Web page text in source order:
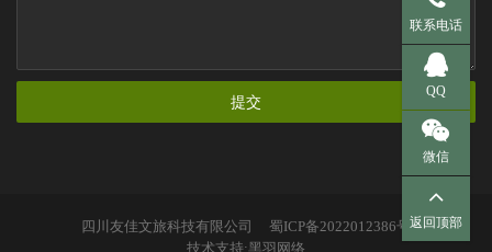
提交
四川友佳文旅科技有限公司 蜀ICP备2022012386号
技术支持:黑羽网络
联系电话
手机 137-
QQ
QQ
微信
扫一扫，
返回顶部